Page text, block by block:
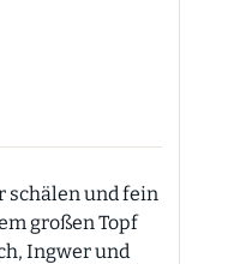
schälen und fein
großen Topf
Ingwer und